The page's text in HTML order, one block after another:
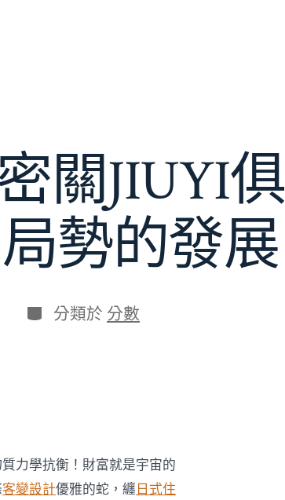
關JIUYI俱
勢的發展
分
類
分類於 分數
力學抗衡！財富就是宇宙的
客變設計優雅的蛇，纏日式住